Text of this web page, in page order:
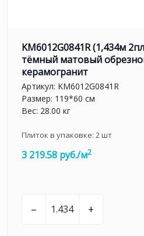
KM6012G0841R (1,434м
тёмный матовый
керамогранит
Артикул: KM6012G0841R
Размер: 119*60 см
Вес: 28.00 кг
Плиток в упаковке: 2шт
3 219.58 руб./м2
– +